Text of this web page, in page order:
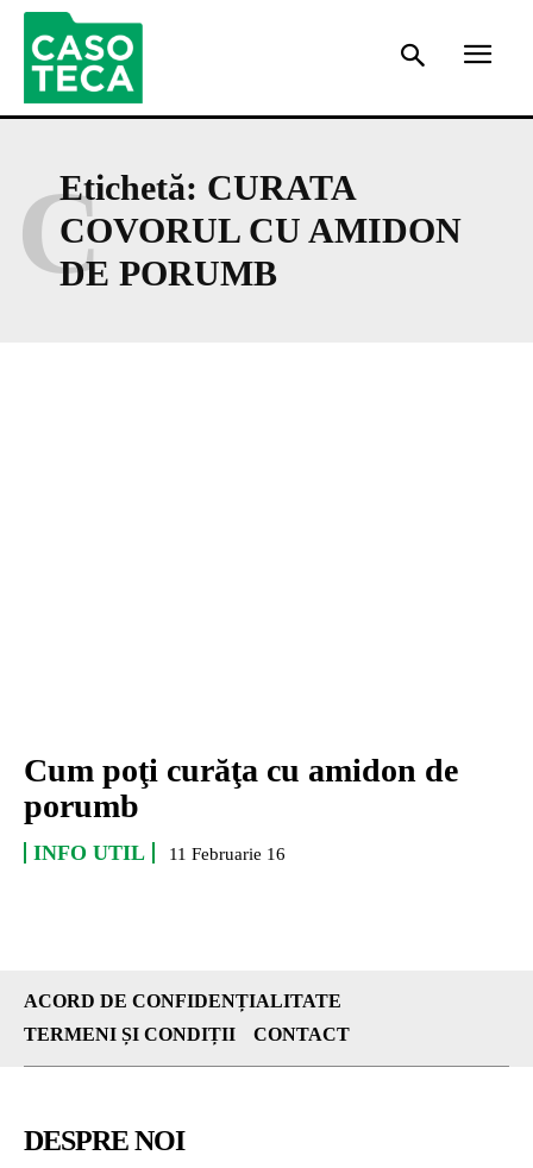
Etichetă: CURATA
COVORUL CU AMIDON
DE PORUMB
C
Cum poţi curăţa cu amidon de
porumb
INFO UTIL 11 Februarie 16
ACORD DE CONFIDENȚIALITATE
TERMENI ȘI CONDIȚII
CONTACT
DESPRE NOI